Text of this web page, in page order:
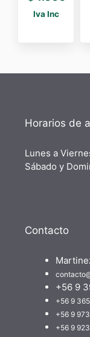
Iva Inc
Horarios de
Lunes a
Sábado y
Contacto
+56 9
+56 9
+56 9
+56 9